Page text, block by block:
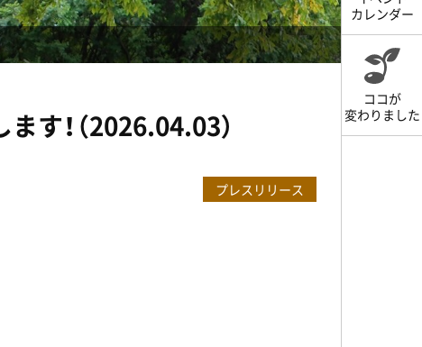
カレンダー
ココが
変わりました
！（2026.04.03）
プレスリリース